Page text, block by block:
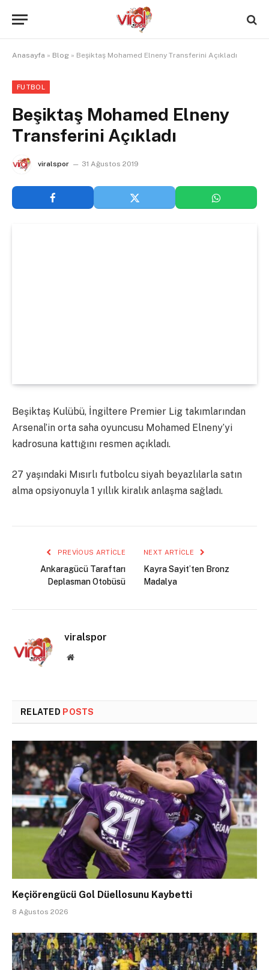
Anasayfa » Blog » Beşiktaş Mohamed Elneny Transferini Açıkladı
FUTBOL
Beşiktaş Mohamed Elneny
Transferini Açıkladı
viralspor 31 Ağustos 2019
Beşiktaş Kulübü, İngiltere Premier Lig takımlarından
Arsenal’in orta saha oyuncusu Mohamed Elneny’yi
kadrosuna kattığını resmen açıkladı.
27 yaşındaki Mısırlı futbolcu siyah beyazlılarla satın
alma opsiyonuyla 1 yıllık kiralık anlaşma sağladı.
PREVIOUS ARTICLE
Ankaragücü Taraftarı
Deplasman Otobüsü
NEXT ARTICLE
Kayra Sayit’ten Bronz
Madalya
viralspor
Website
RELATED POSTS
Keçiörengücü Gol Düellosunu Kaybetti
8 Ağustos 2026